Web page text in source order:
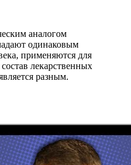
аналогом
одинаковым
применяются для
лекарственных
разным.